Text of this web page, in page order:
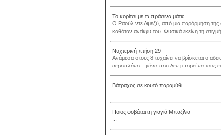
Το κορίτσι με τα πράσινα μάτια
Ο Ραούλ ντε Λιμεζύ, από μια παρόρμηση της
καθόταν αντίκρυ του. Φυσικά εκείνη τη
Νυχτερινή πτήση 29
Ανάμεσα στους 8 τυχαίνει να βρίσκεται ο
αεροπλάνο... μόνο που δεν μπορεί να τους
Βάτραχος σε κουτό παραμύθι
Ποιος φοβάται τη γιαγιά Μπαζίλια